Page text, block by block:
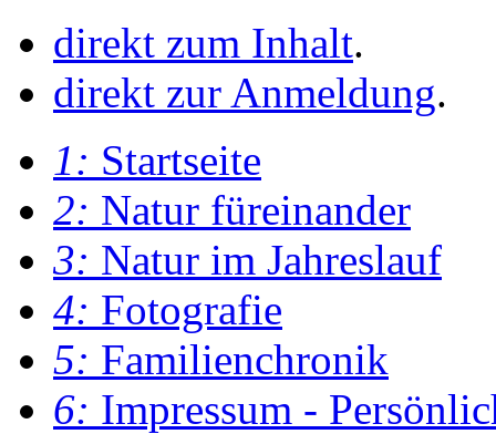
direkt zum Inhalt.
direkt zur Anmeldung.
1: Startseite
2: Natur füreinander
3: Natur im Jahreslauf
4: Fotografie
5: Familienchronik
6: Impressum -